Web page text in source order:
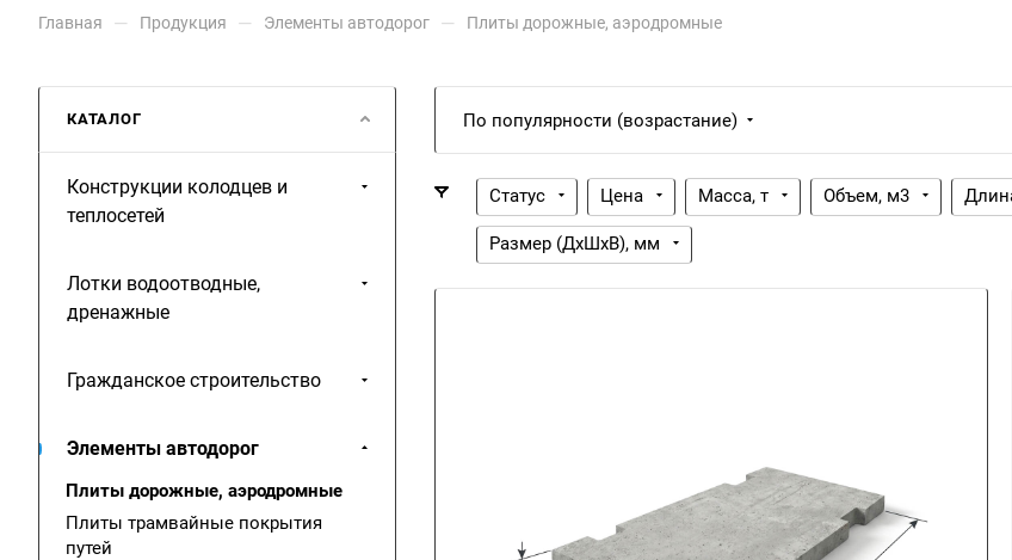
Главная — Продукция — Элементы автодорог — Плиты дорожные, аэродромные
По популярности (возрастание)
Статус Цена Масса, т Объем, м3
Размер (ДхШхВ), мм
КАТАЛОГ
Конструкции колодцев и
теплосетей
Лотки водоотводные,
дренажные
Гражданское строительство
Элементы автодорог
Плиты дорожные, аэродромные
Плиты трамвайные покрытия
путей